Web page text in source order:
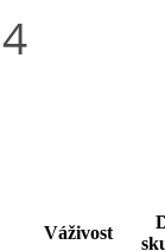
Váživost